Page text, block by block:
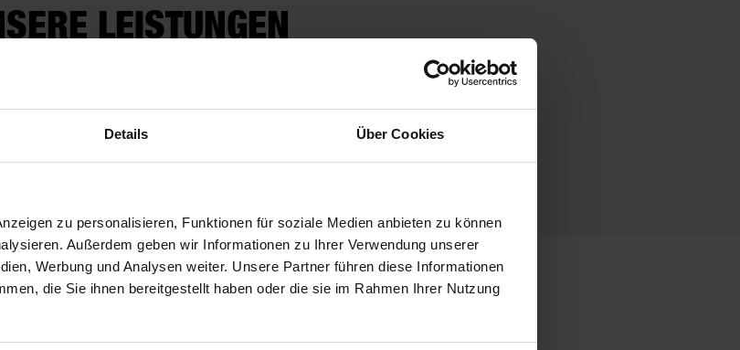
Details Über Cookies
zu personalisieren, Funktionen für soziale Medien anbieten zu können
Außerdem geben wir Informationen zu Ihrer Verwendung unserer
Werbung und Analysen weiter. Unsere Partner führen diese Informationen
die Sie ihnen bereitgestellt haben oder die sie im Rahmen Ihrer Nutzung
LEISTUNGEN
auch um Extra-